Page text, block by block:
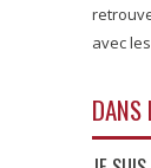
avec
DANS